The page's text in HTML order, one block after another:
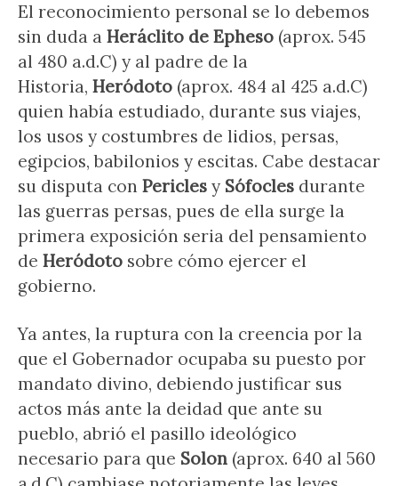
El reconocimiento personal se lo debemos
sin duda a Heráclito de Epheso (aprox. 545
al 480 a.d.C) y al padre de la
Historia, Heródoto (aprox. 484 al 425 a.d.C)
quien había estudiado, durante sus viajes,
los usos y costumbres de lidios, persas,
egipcios, babilonios y escitas. Cabe destacar
su disputa con Pericles y Sófocles durante
las guerras persas, pues de ella surge la
primera exposición seria del pensamiento
de Heródoto sobre cómo ejercer el
gobierno.
Ya antes, la ruptura con la creencia por la
que el Gobernador ocupaba su puesto por
mandato divino, debiendo justificar sus
actos más ante la deidad que ante su
pueblo, abrió el pasillo ideológico
necesario para que Solon (aprox. 640 al 560